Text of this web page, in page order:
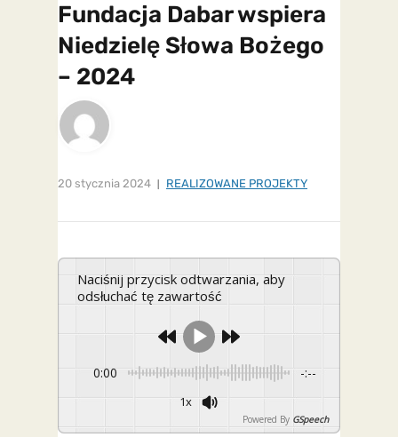
Fundacja Dabar wspiera
Niedzielę Słowa Bożego
– 2024
20 stycznia 2024 REALIZOWANE PROJEKTY
Naciśnij przycisk odtwarzania, aby
odsłuchać tę zawartość
0:00 -:--
1x
Powered By GSpeech